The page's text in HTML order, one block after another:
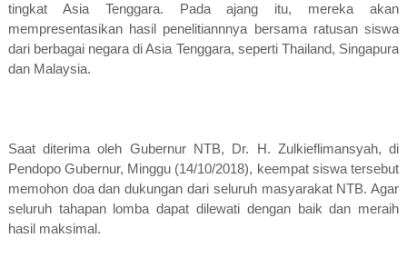
tingkat Asia Tenggara. Pada ajang itu, mereka akan
mempresentasikan hasil penelitiannnya bersama ratusan siswa
dari berbagai negara di Asia Tenggara, seperti Thailand, Singapura
dan Malaysia.
Saat diterima oleh Gubernur NTB, Dr. H. Zulkieflimansyah, di
Pendopo Gubernur, Minggu (14/10/2018), keempat siswa tersebut
memohon doa dan dukungan dari seluruh masyarakat NTB. Agar
seluruh tahapan lomba dapat dilewati dengan baik dan meraih
hasil maksimal.